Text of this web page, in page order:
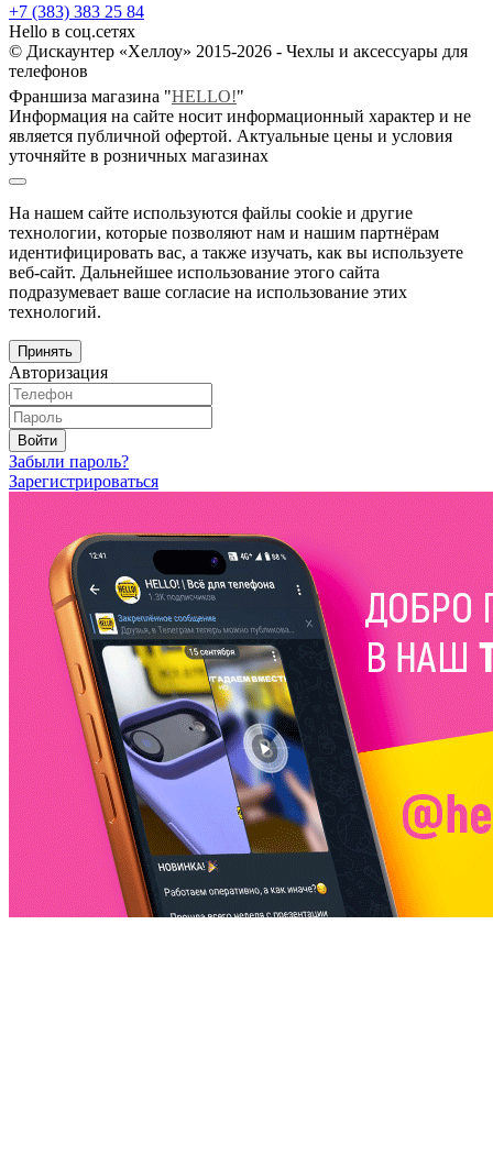
+7 (383) 383 25 84
Hello в соц.сетях
© Дискаунтер «Хеллоу» 2015-2026 - Чехлы и аксессуары для
телефонов
Франшиза магазина "HELLO!"
Информация на сайте носит информационный характер и не
является публичной офертой. Актуальные цены и условия
уточняйте в розничных магазинах
На нашем сайте используются файлы cookie и другие
технологии, которые позволяют нам и нашим партнёрам
идентифицировать вас, а также изучать, как вы используете
веб-сайт. Дальнейшее использование этого сайта
подразумевает ваше согласие на использование этих
технологий.
Принять
Авторизация
Войти
Забыли пароль?
Зарегистрироваться